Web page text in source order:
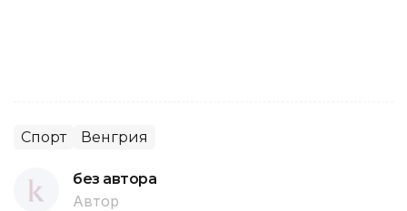
Спорт Венгрия
без автора
Автор